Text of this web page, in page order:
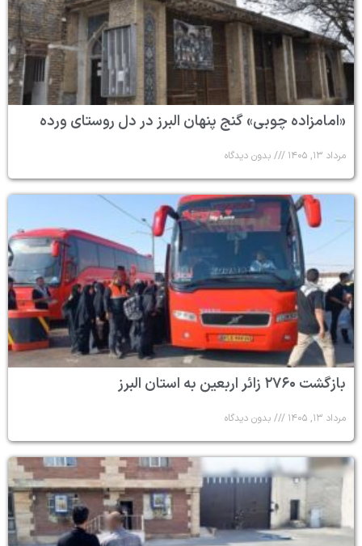
«امامزاده چوبی» گنج پنهان البرز در دل روستای ورده
مرداد ۱۳, ۱۴۰۵ بدون دیدگاه
بازگشت ۲۷۶۰ زائر اربعین به استان البرز
مرداد ۱۳, ۱۴۰۵ بدون دیدگاه